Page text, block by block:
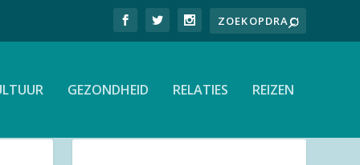
GEZONDHEID RELATIES REIZEN